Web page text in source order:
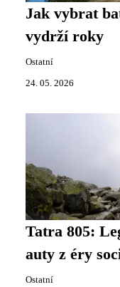
Jak vybrat
vydrží roky
Ostatní
24. 05. 2026
Tatra 805:
auty z éry
Ostatní